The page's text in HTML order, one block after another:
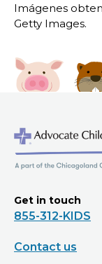
Imágenes
Getty Images.
Get in touch
855-312-KIDS
Contact us